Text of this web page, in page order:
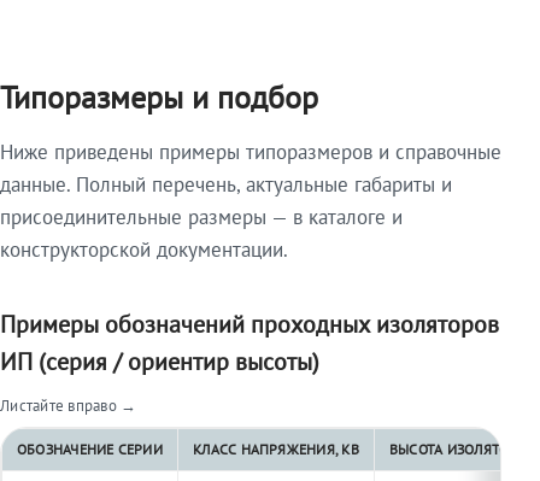
Типоразмеры и подбор
Ниже приведены примеры типоразмеров и справочные
данные. Полный перечень, актуальные габариты и
присоединительные размеры — в каталоге и
конструкторской документации.
Примеры обозначений проходных изоляторов
ИП (серия / ориентир высоты)
Листайте вправо →
ОБОЗНАЧЕНИЕ СЕРИИ КЛАСС НАПРЯЖЕНИЯ, КВ ВЫСОТА ИЗОЛЯТОРА,